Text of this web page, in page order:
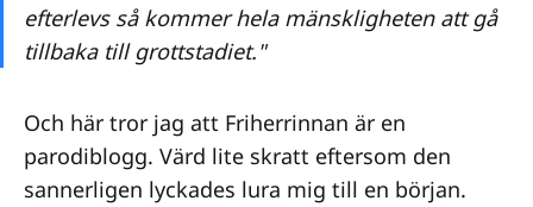
efterlevs så kommer hela mänskligheten att gå
tillbaka till grottstadiet."
Och här tror jag att Friherrinnan är en
parodiblogg. Värd lite skratt eftersom den
sannerligen lyckades lura mig till en början.